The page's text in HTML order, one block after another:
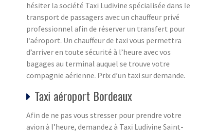
hésiter la société Taxi Ludivine spécialisée dans le
transport de passagers avec un chauffeur privé
professionnel afin de réserver un transfert pour
l’aéroport. Un chauffeur de taxi vous permettra
d’arriver en toute sécurité à l’heure avec vos
bagages au terminal auquel se trouve votre
compagnie aérienne. Prix d’un taxi sur demande.
Taxi aéroport Bordeaux
Afin de ne pas vous stresser pour prendre votre
avion à l’heure, demandez à Taxi Ludivine Saint-